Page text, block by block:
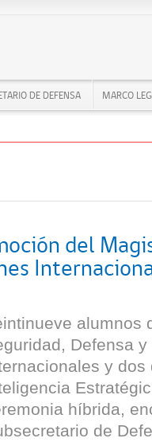
DE DEFENSA MARCO
del
alumnos
Defensa
y
híbrida,
de